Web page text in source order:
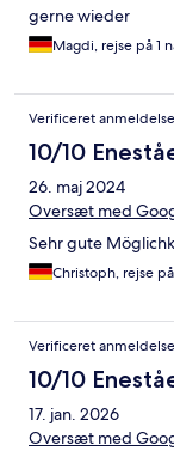
gerne wieder
Magdi, rejse på 1
Verificeret anmeldelse
10/10
26. maj 2024
Oversæt med
Sehr gute
Christoph, rejse
Verificeret anmeldelse
10/10
17. jan. 2026
Oversæt med